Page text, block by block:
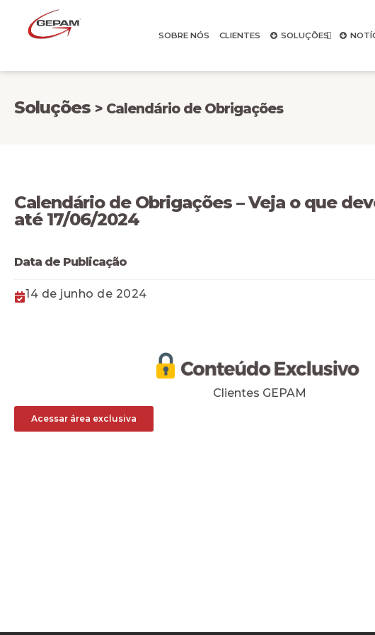
SOBRE NÓS CLIENTES SOLUÇÕES
Soluções > Calendário de Obrigações
Calendário de Obrigações – Veja o que
até 17/06/2024
Data de Publicação
14 de junho de 2024
Clientes GEPAM
Acessar área exclusiva